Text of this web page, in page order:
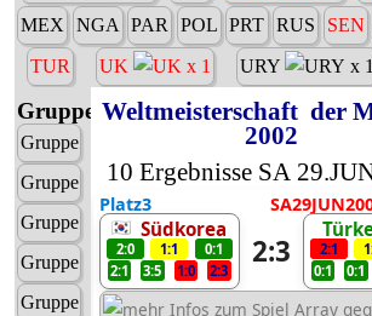
MEX NGA PAR POL PRT RUS SEN
TUR
UK x 1 URY x 1
Gruppen
Gruppe A
Gruppe B
Gruppe C
Gruppe D
Gruppe E
Weltmeisterschaft der
2002
10 Ergebnisse SA
Platz3
Südkorea
2:0 1:1
0:1
2:1
3:5 1:0 2:3
2:3 2:1
0:1
0:1